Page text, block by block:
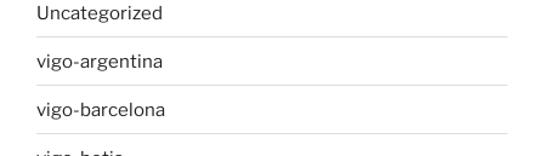
Uncategorized
vigo-argentina
vigo-barcelona